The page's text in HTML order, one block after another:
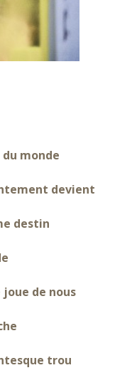
monde
devient
destin
joue de nous
trou